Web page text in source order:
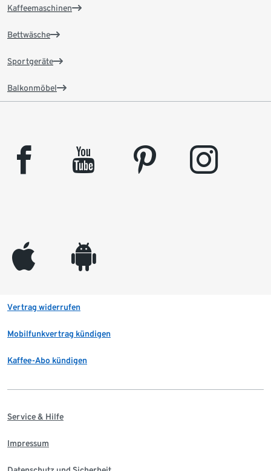
Kaffeemaschinen
Bettwäsche
Sportgeräte
Balkonmöbel
facebook youtube pinterest instagram
appleinc android
Vertrag widerrufen
Mobilfunkvertrag kündigen
Kaffee-Abo kündigen
Service & Hilfe
Impressum